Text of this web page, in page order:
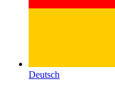
Deutsch